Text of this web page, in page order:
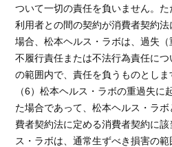
ついて一切の責任を負いません。
利用者との間の契約が消費者契約
場合、松本ヘルス・ラボは、過失
不履行責任または不法行為責任に
の範囲内で、責任を負うものとしま
（6）松本ヘルス・ラボの重過失に
た場合であって、松本ヘルス・ラ
費者契約法に定める消費者契約に
ス・ラボは、通常生ずべき損害の